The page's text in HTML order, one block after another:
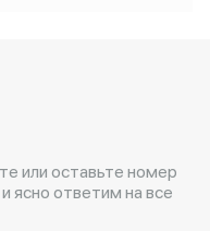
или оставьте номер
ясно ответим на все